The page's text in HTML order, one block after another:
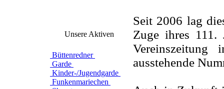
Unsere Aktiven
Büttenredner
Garde
Kinder-/Jugendgarde
Funkenmariechen
Seit 2006 lag
Zuge ihres 111.
ausstehende